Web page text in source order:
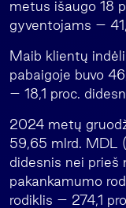
metus išaugo 18
gyventojams –
Maib klientų
pabaigoje buvo
– 18,1 proc.
2024 metų
59,65 mlrd. MDL
didesnis nei prieš
pakankamumo
rodiklis – 274,1